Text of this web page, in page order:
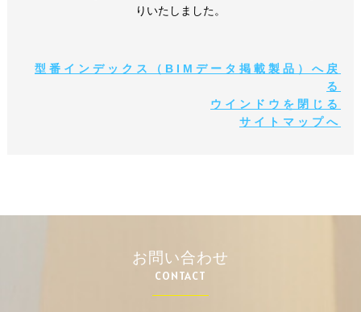
りいたしました。
型番インデックス（BIMデータ掲載製品）へ戻
る
ウインドウを閉じる
サイトマップへ
お問い合わせ
CONTACT